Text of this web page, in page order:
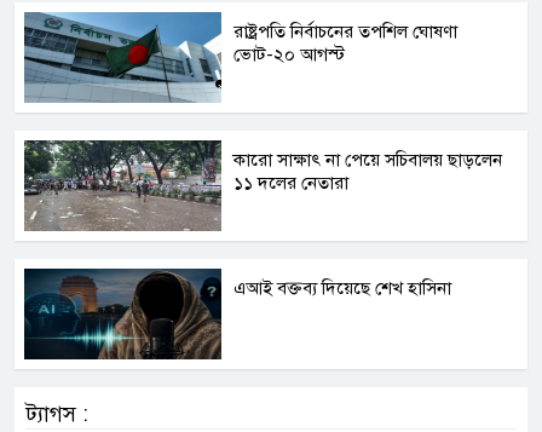
রাষ্ট্রপতি নির্বাচনের তপশিল ঘোষণা
ভোট-২০ আগস্ট
কারো সাক্ষাৎ না পেয়ে সচিবালয় ছাড়লেন
১১ দলের নেতারা
এআই বক্তব্য দিয়েছে শেখ হাসিনা
ট্যাগস :